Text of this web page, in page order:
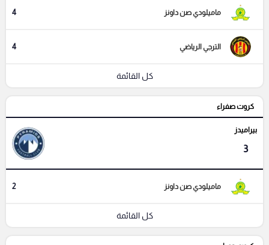
ماميلودي صن داونز 4
الترجي الرياضي 4
كل القائمة
كروت صفراء
بيراميدز
3
ماميلودي صن داونز 2
كل القائمة